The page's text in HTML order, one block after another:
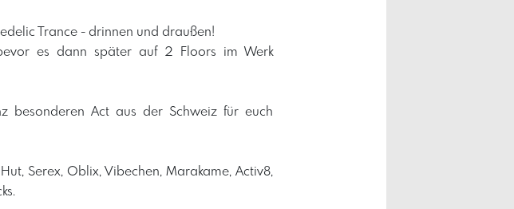
Trance - drinnen und draußen!
es dann später auf 2 Floors im Werk
besonderen Act aus der Schweiz für euch
Serex, Oblix, Vibechen, Marakame, Activ8,